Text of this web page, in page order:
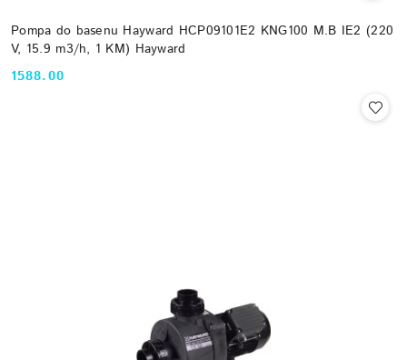
Pompa do basenu Hayward HCP09101E2 KNG100 M.B IE2 (220
V, 15.9 m3/h, 1 KM) Hayward
Cena:
1588.00